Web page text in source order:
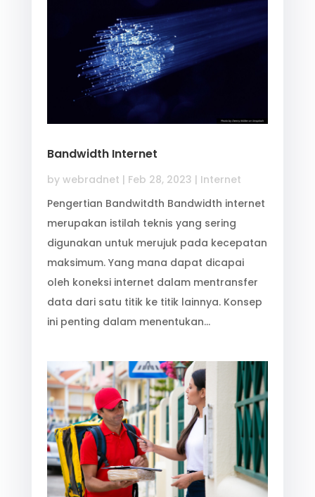
Bandwidth Internet
by webradnet | Feb 28, 2023 | Internet
Pengertian Bandwitdth Bandwidth internet
merupakan istilah teknis yang sering
digunakan untuk merujuk pada kecepatan
maksimum. Yang mana dapat dicapai
oleh koneksi internet dalam mentransfer
data dari satu titik ke titik lainnya. Konsep
ini penting dalam menentukan…